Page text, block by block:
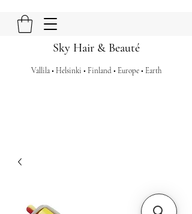
Sky Hair & Beauté
Vallila • Helsinki • Finland • Europe • Earth